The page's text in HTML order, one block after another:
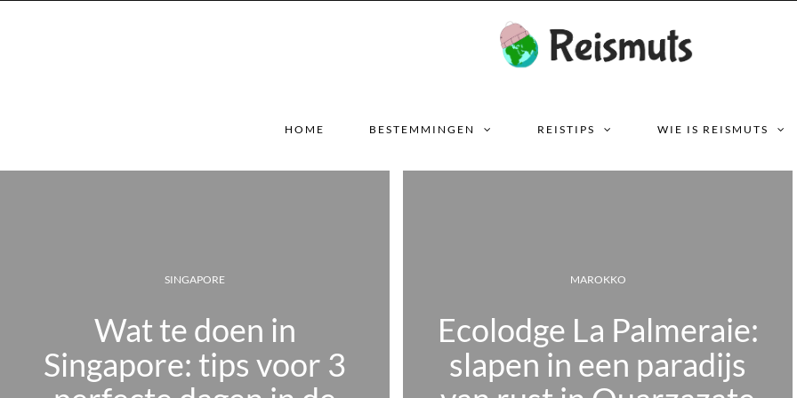
HOME BESTEMMINGEN REISTIPS WIE IS REISMUTS
voor 3
Ecolodge La Palmeraie:
slapen in een paradijs
Tips voor
Negara, de